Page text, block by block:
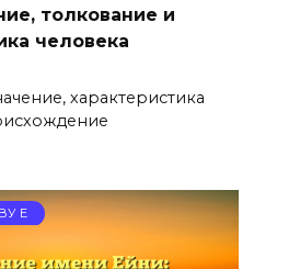
толкование и
человека
характеристика
Е